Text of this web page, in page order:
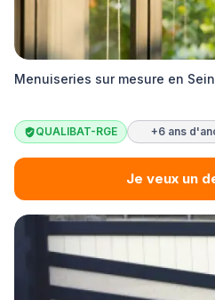
Menuiseries sur mesure en
QUALIBAT-RGE +6 ans
Je veux un